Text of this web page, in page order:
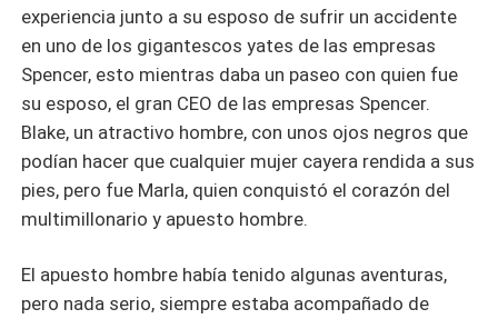
experiencia junto a su esposo de sufrir un accidente
en uno de los gigantescos yates de las empresas
Spencer, esto mientras daba un paseo con quien fue
su esposo, el gran CEO de las empresas Spencer.
Blake, un atractivo hombre, con unos ojos negros que
podían hacer que cualquier mujer cayera rendida a sus
pies, pero fue Marla, quien conquistó el corazón del
multimillonario y apuesto hombre.
El apuesto hombre había tenido algunas aventuras,
pero nada serio, siempre estaba acompañado de